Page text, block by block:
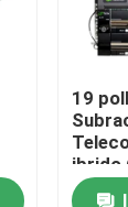
19
ibrido